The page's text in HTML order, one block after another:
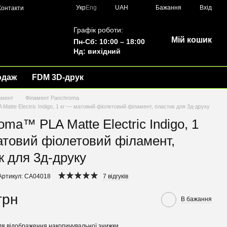
УкрEng UAH Бажання Вхід
Графік роботи:
Пн-Сб: 10:00 – 18:00
Нд: вихідний
Мій кошик
FDM 3D-друк
Філамент Panchroma
Electric Indigo, 1 кг — матовий фіолетовий філамент, пластик для 3д-друку
PLA Matte Electric Indigo, 1
фіолетовий філамент,
для 3д-друку
CA04018 7 відгуків
В бажання